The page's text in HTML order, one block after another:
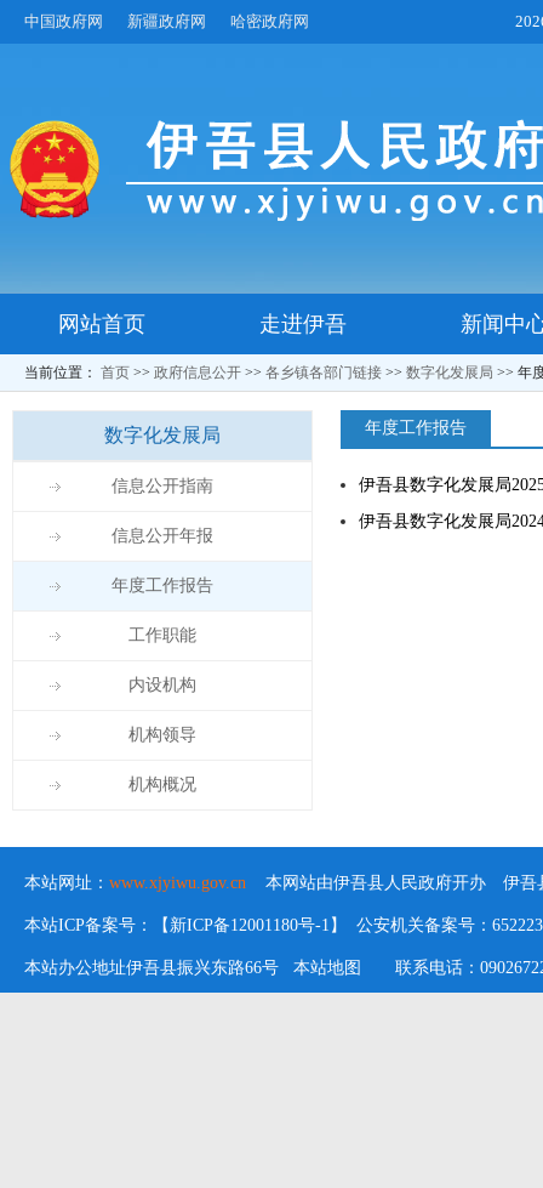
中国政府网 新疆政府网 哈密政府网
网站首页 走进伊吾 新闻中
当前位置： 首页 >> 政府信息公开 >> 各乡镇各部门链接 >> 数字化发展局 >> 年
数字化发展局
信息公开指南
信息公开年报
年度工作报告
工作职能
内设机构
机构领导
机构概况
年度工作报告
伊吾县数字化发展局
伊吾县数字化发展局
本站网址： www.xjyiwu.gov.cn 本网站由伊吾县人民政府开办 伊吾
本站ICP备案号：【新ICP备12001180号-1】 公安机关备案号：
本站办公地址伊吾县振兴东路66号 本站地图 联系电话：